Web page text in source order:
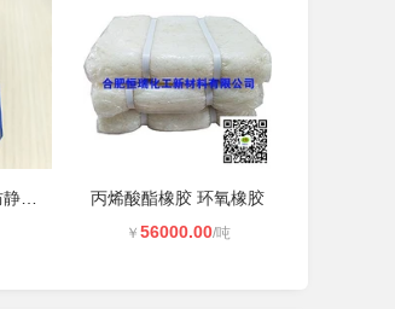
丙烯酸酯橡胶 环氧橡胶
￥ 56000.00/吨